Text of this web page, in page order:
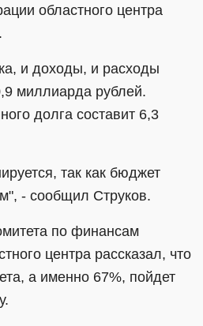
областного центра
.
и доходы, и расходы
миллиарда рублей.
долга составит 6,3
так как бюджет
- сообщил Струков.
по финансам
центра рассказал, что
а именно 67%, пойдет